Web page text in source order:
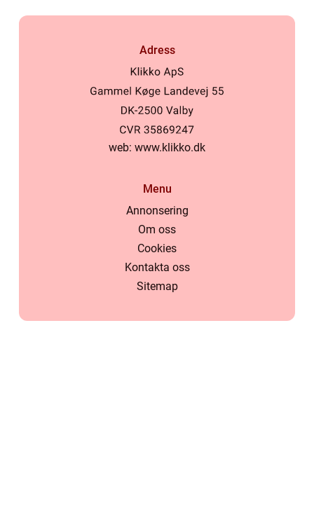
Adress
web: www.klikko.dk
Menu
Annonsering
Om oss
Cookies
Kontakta oss
Sitemap